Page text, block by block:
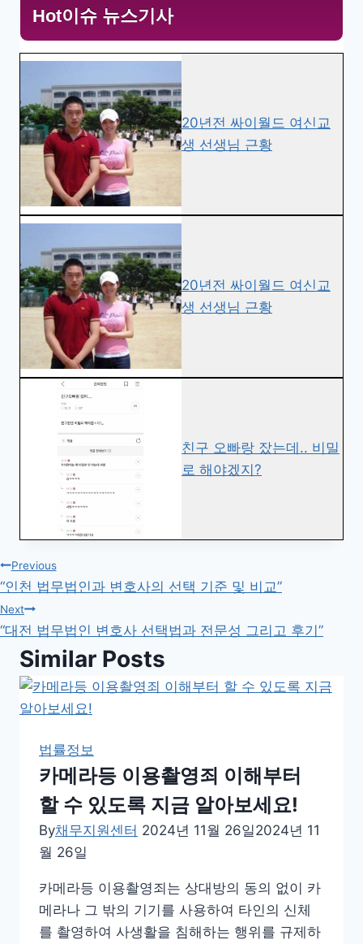
Hot이슈 뉴스기사
20년전 싸이월드 여신교
생 선생님 근황
20년전 싸이월드 여신교
생 선생님 근황
친구 오빠랑 잤는데.. 비밀
로 해야겠지?
글
탐
색
Previous
“인천 법무법인과 변호사의 선택 기준 및 비교”
Next
“대전 법무법인 변호사 선택법과 전문성 그리고 후기”
Similar Posts
법률정보
카메라등 이용촬영죄 이해부터
할 수 있도록 지금 알아보세요!
By채무지원센터 2024년 11월 26일2024년 11
월 26일
카메라등 이용촬영죄는 상대방의 동의 없이 카
메라나 그 밖의 기기를 사용하여 타인의 신체
를 촬영하여 사생활을 침해하는 행위를 규제하